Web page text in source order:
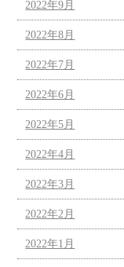
2022年9月
2022年8月
2022年7月
2022年6月
2022年5月
2022年4月
2022年3月
2022年2月
2022年1月